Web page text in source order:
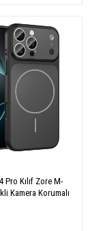
Pro Kılıf Zore M-
Kamera Korumalı